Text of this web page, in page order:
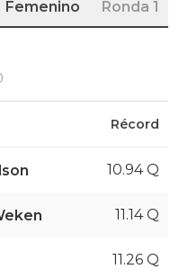
Femenino Ronda 1
Récord
10.94 Q
11.14 Q
11.26 Q